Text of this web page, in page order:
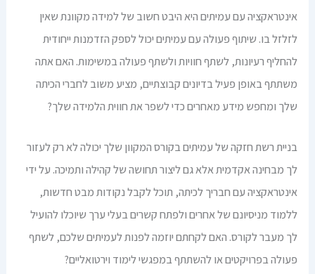
אינטראקציה עם עמיתים היא היבט חשוב של למידה מקוונת שאין
לזלזל בו. שיתוף פעולה עם עמיתים יכול לספק הזדמנות ייחודית
להחליף רעיונות, לשתף חוויות ולשתף פעולה במשימות. האם אתה
משתתף באופן פעיל בדיונים קבוצתיים, מציע משוב לחברי הכיתה
שלך ומחפש מידע מאחרים כדי לשפר את חווית הלמידה שלך?
בניית רשת חזקה של עמיתים בקורס המקוון שלך יכולה לא רק לעזור
לך מבחינה אקדמית אלא גם ליצור תחושה של קהילה ותמיכה. על ידי
אינטראקציה עם חבריך לכיתה, תוכל לקבל נקודות מבט חדשות,
ללמוד מניסיונם של אחרים ולפתח קשרים בעלי ערך שיוכלו להועיל
לך מעבר לקורס. האם לקחתם יוזמה לפנות לעמיתים שלכם, לשתף
פעולה בפרויקטים או להשתתף במפגשי לימוד וירטואליים?